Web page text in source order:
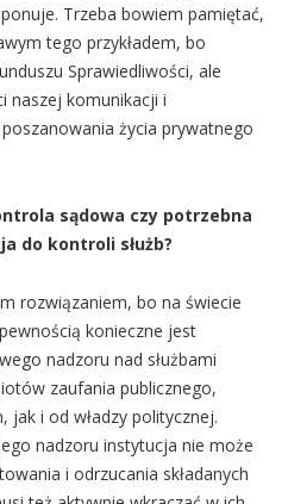
Trzeba bowiem pamiętać,
tego przykładem, bo
Sprawiedliwości, ale
naszej komunikacji i
życia prywatnego
sądowa czy potrzebna
do kontroli służb?
rozwiązaniem, bo na świecie
konieczne jest
nadzoru nad służbami
zaufania publicznego,
jak i od władzy politycznej.
nadzoru instytucja nie może
i odrzucania składanych